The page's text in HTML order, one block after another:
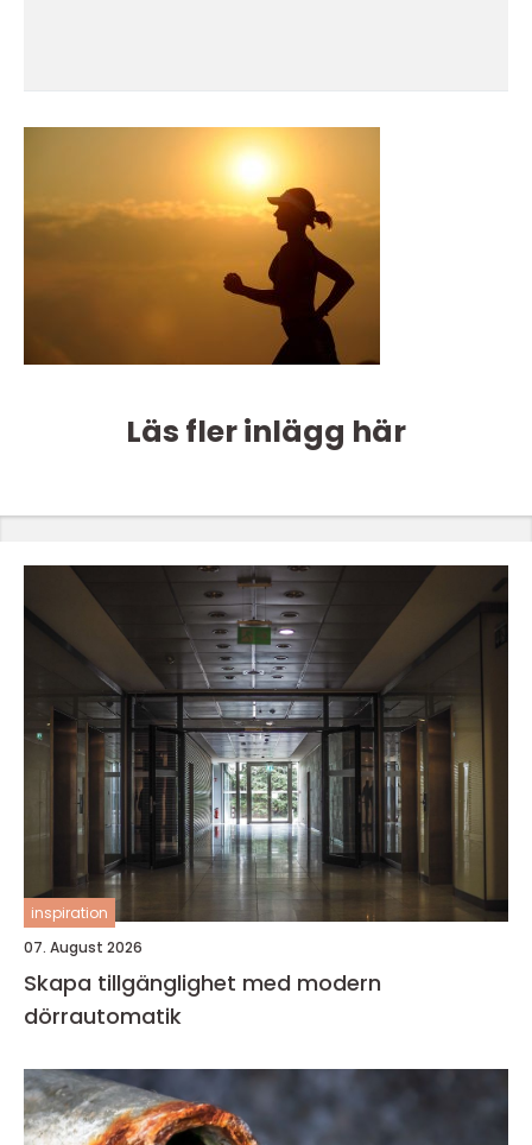
Läs fler inlägg här
inspiration
07. August 2026
Skapa tillgänglighet med modern
dörrautomatik